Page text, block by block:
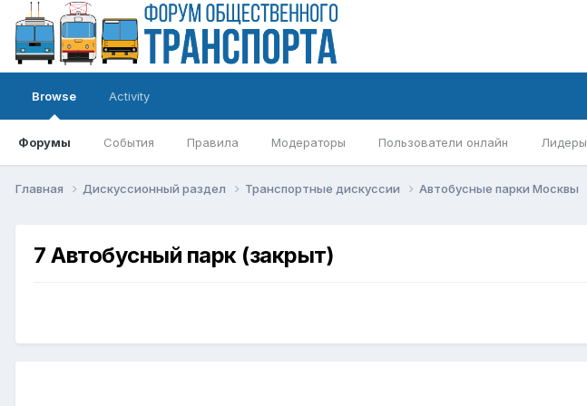
Browse
Форумы События Правила Модераторы Пользователи онлайн Лидеры
Activity
Главная Дискуссионный раздел Транспортные дискуссии Автобусные парки Москвы
7 Автобусный парк (закрыт)